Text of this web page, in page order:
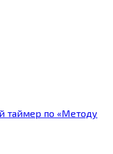
таймер по «Методу